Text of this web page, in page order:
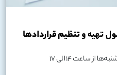
تهیه و تنظیم قراردادها